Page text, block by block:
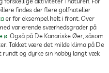
findes der flere golfhoteller
er for eksempel helt i front. Over
varierende sværhedsgrader på
ø . Også på De Kanariske Øer, såsom
Takket være det milde klima på De
rundt og dyrke sin hobby langt væk